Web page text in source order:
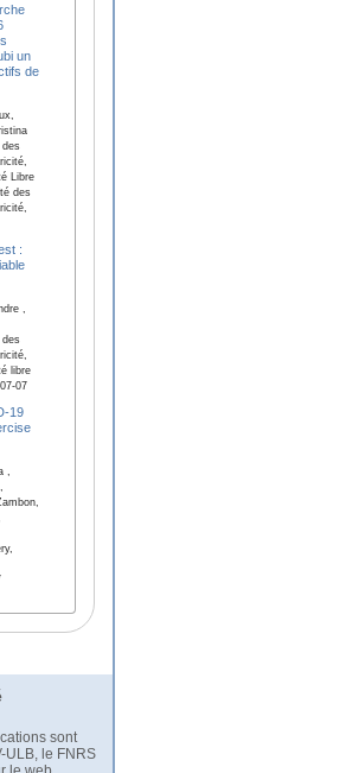
un
de
Libre
des
:
,
libre
07
19
,
sont
ULB, le FNRS